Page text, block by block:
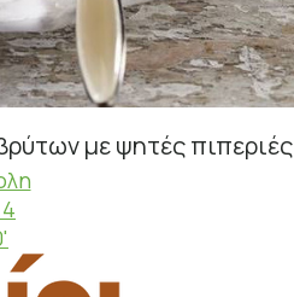
με ψητές πιπεριές